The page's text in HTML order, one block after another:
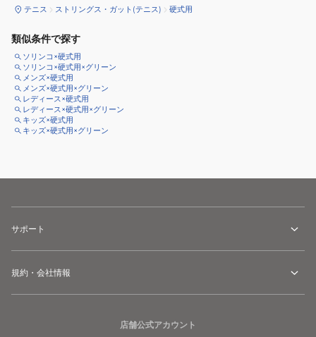
テニス ストリングス・ガット(テニス) 硬式用
類似条件で探す
ソリンコ×硬式用
ソリンコ×硬式用×グリーン
メンズ×硬式用
メンズ×硬式用×グリーン
レディース×硬式用
レディース×硬式用×グリーン
キッズ×硬式用
キッズ×硬式用×グリーン
サポート
規約・会社情報
店舗公式アカウント